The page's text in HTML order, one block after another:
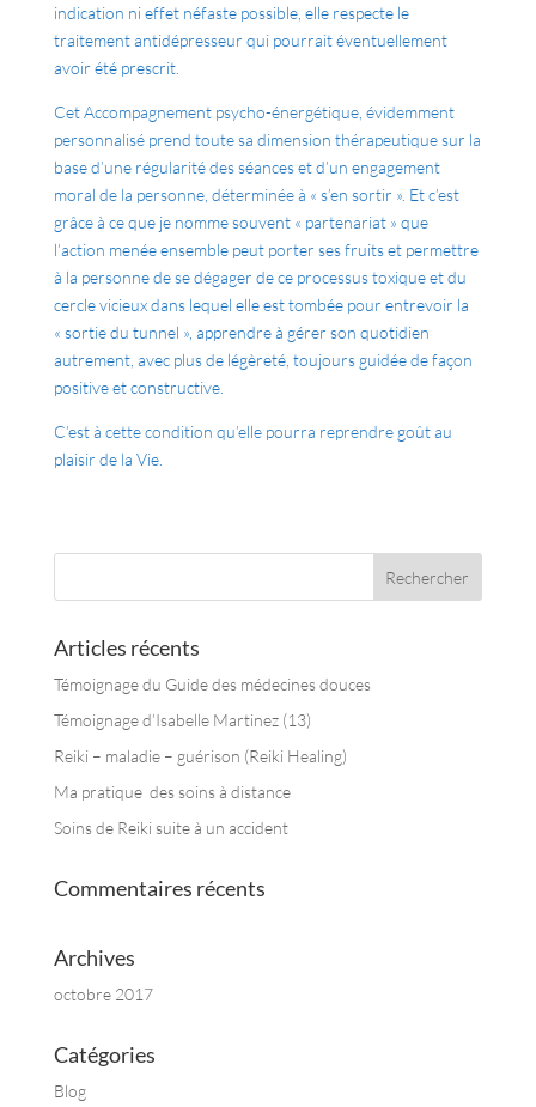
indication ni effet néfaste possible, elle respecte le
traitement antidépresseur qui pourrait éventuellement
avoir été prescrit.
Cet Accompagnement psycho-énergétique, évidemment
personnalisé prend toute sa dimension thérapeutique sur la
base d’une régularité des séances et d’un engagement
moral de la personne, déterminée à « s’en sortir ». Et c’est
grâce à ce que je nomme souvent « partenariat » que
l’action menée ensemble peut porter ses fruits et permettre
à la personne de se dégager de ce processus toxique et du
cercle vicieux dans lequel elle est tombée pour entrevoir la
« sortie du tunnel », apprendre à gérer son quotidien
autrement, avec plus de légèreté, toujours guidée de façon
positive et constructive.
C’est à cette condition qu’elle pourra reprendre goût au
plaisir de la Vie.
Articles récents
Témoignage du Guide des médecines douces
Témoignage d’Isabelle Martinez (13)
Reiki – maladie – guérison (Reiki Healing)
Ma pratique des soins à distance
Soins de Reiki suite à un accident
Commentaires récents
Archives
octobre 2017
Catégories
Blog